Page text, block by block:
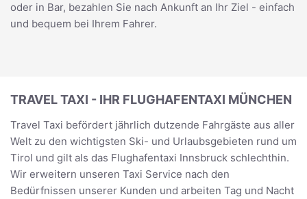
oder in Bar, bezahlen Sie nach Ankunft an Ihr Ziel - einfach
und bequem bei Ihrem Fahrer.
TRAVEL TAXI - IHR FLUGHAFENTAXI MÜNCHEN
Travel Taxi befördert jährlich dutzende Fahrgäste aus aller
Welt zu den wichtigsten Ski- und Urlaubsgebieten rund um
Tirol und gilt als das Flughafentaxi Innsbruck schlechthin.
Wir erweitern unseren Taxi Service nach den
Bedürfnissen unserer Kunden und arbeiten Tag und Nacht